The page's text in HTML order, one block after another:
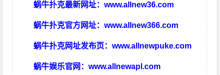
蜗牛扑克最新网址：www.allnew36.com
蜗牛扑克官方网址：www.allnew366.com
蜗牛扑克网址发布页：www.allnewpuke.com
蜗牛娱乐官网：www.allnewapl.com